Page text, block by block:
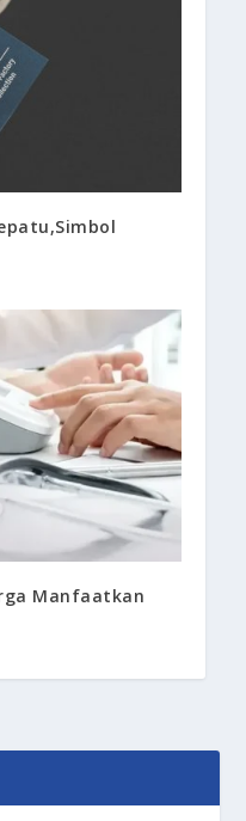
Manfaatkan